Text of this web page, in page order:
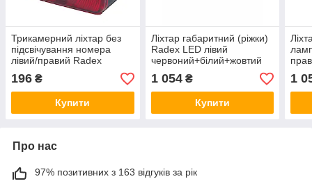
Трикамерний ліхтар без
підсвічування номера
лівий/правий Radex
303601
196 ₴
Купити
Ліхтар габаритний (ріжки)
Radex LED лівий
червоний+білий+жовтий
303714
1 054₴
Купити
1
Про нас
97% позитивних з 163 відгуків за рік